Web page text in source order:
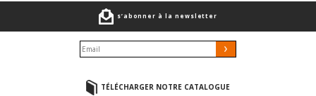
s’abonner à la newsletter
TÉLÉCHARGER NOTRE CATALOGUE